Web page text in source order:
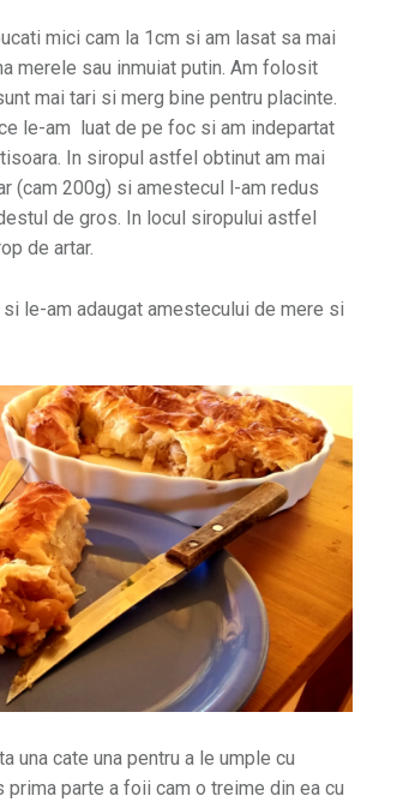
mici cam la 1cm si am lasat sa mai
merele sau inmuiat putin. Am folosit
mai tari si merg bine pentru placinte.
le-am luat de pe foc si am indepartat
In siropul astfel obtinut am mai
(cam 200g) si amestecul l-am redus
de gros. In locul siropului astfel
de artar.
le-am adaugat amestecului de mere si
una cate una pentru a le umple cu
parte a foii cam o treime din ea cu